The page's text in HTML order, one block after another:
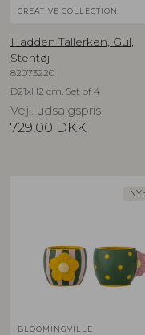
CREATIVE COLLECTION
Hadden Tallerken, Gul,
Stentøj
82073220
D21xH2 cm, Set of 4
Vejl. udsalgspris
729,00 DKK
BLOOMINGVILLE